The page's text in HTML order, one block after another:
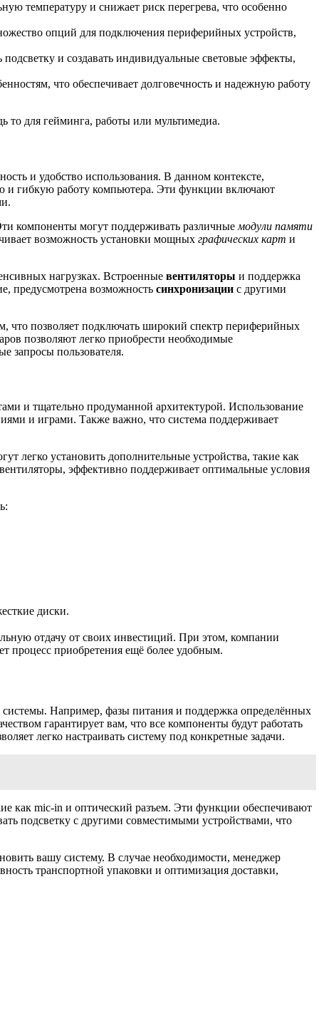
температуру и снижает риск перегрева, что особенно
опций для подключения периферийных устройств,
и создавать индивидуальные световые эффекты,
что обеспечивает долговечность и надежную работу
то для гейминга, работы или мультимедиа.
и удобство использования. В данном контексте,
и гибкую работу компьютера. Эти функции включают
компоненты могут поддерживать различные модули памяти
возможность установки мощных графических карт и
нагрузках. Встроенные вентиляторы и поддержка
предусмотрена возможность синхронизации с другими
что позволяет подключать широкий спектр периферийных
позволяют легко приобрести необходимые
запросы пользователя.
и тщательно продуманной архитектурой. Использование
и играми. Также важно, что система поддерживает
легко установить дополнительные устройства, такие как
эффективно поддерживает оптимальные условия
диски.
отдачу от своих инвестиций. При этом, компании
процесс приобретения ещё более удобным.
Например, фазы питания и поддержка определённых
гарантирует вам, что все компоненты будут работать
легко настраивать систему под конкретные задачи.
как mic-in и оптический разъем. Эти функции обеспечивают
подсветку с другими совместимыми устройствами, что
вашу систему. В случае необходимости, менеджер
транспортной упаковки и оптимизация доставки,